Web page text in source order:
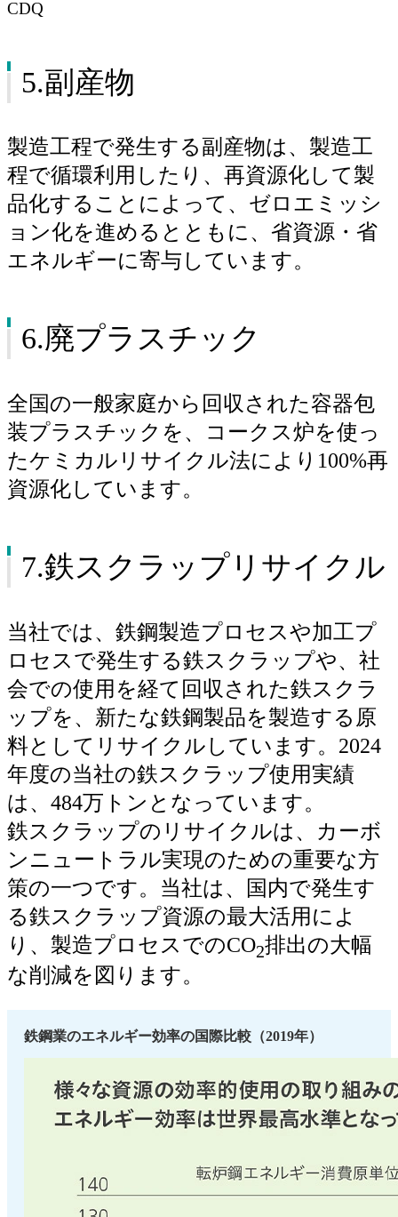
CDQ
5.副産物
製造工程で発生する副産物は、製造工
程で循環利用したり、再資源化して製
品化することによって、ゼロエミッシ
ョン化を進めるとともに、省資源・省
エネルギーに寄与しています。
6.廃プラスチック
全国の一般家庭から回収された容器包
装プラスチックを、コークス炉を使っ
たケミカルリサイクル法により100%再
資源化しています。
7.鉄スクラップリサイクル
当社では、鉄鋼製造プロセスや加工プ
ロセスで発生する鉄スクラップや、社
会での使用を経て回収された鉄スクラ
ップを、新たな鉄鋼製品を製造する原
料としてリサイクルしています。2024
年度の当社の鉄スクラップ使用実績
は、484万トンとなっています。
鉄スクラップのリサイクルは、カーボ
ンニュートラル実現のための重要な方
策の一つです。当社は、国内で発生す
る鉄スクラップ資源の最大活用によ
り、製造プロセスでのCO2排出の大幅
な削減を図ります。
鉄鋼業のエネルギー効率の国際比較（2019年）